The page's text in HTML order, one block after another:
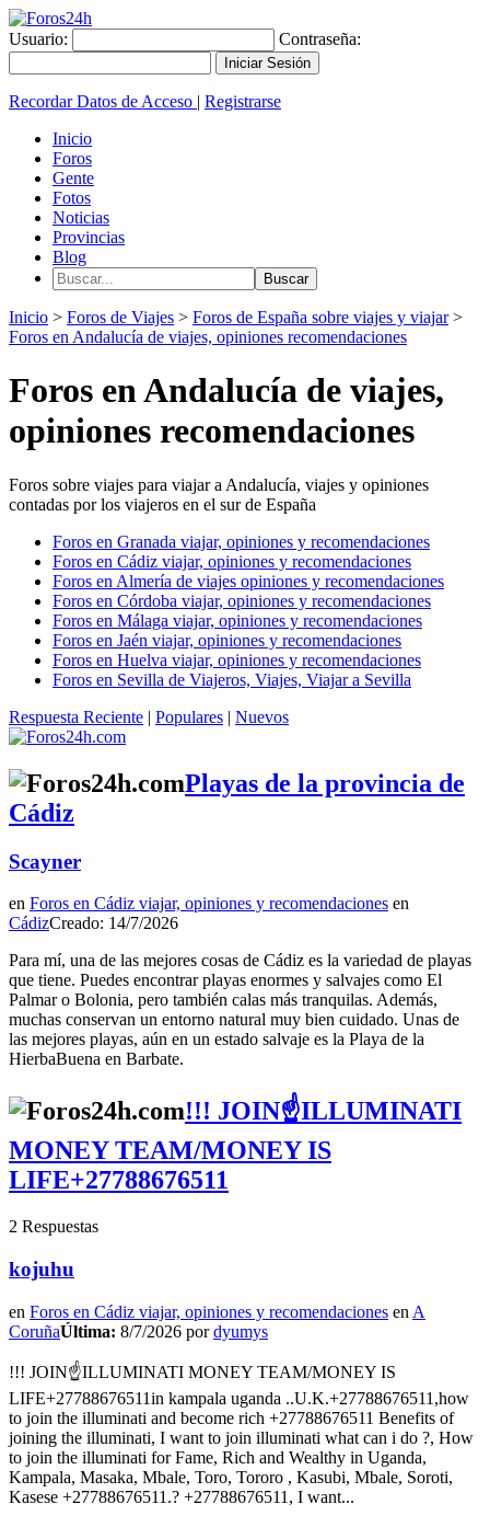
Usuario: Contraseña:
Recordar Datos de Acceso | Registrarse
Inicio
Foros
Gente
Fotos
Noticias
Provincias
Blog
Inicio > Foros de Viajes > Foros de España sobre viajes y viajar>
Foros en Andalucía de viajes, opiniones recomendaciones
Foros en Andalucía de viajes,
opiniones recomendaciones
Foros sobre viajes para viajar a Andalucía, viajes y opiniones
contadas por los viajeros en el sur de España
Foros en Granada viajar, opiniones y recomendaciones
Foros en Cádiz viajar, opiniones y recomendaciones
Foros en Almería de viajes opiniones y recomendaciones
Foros en Córdoba viajar, opiniones y recomendaciones
Foros en Málaga viajar, opiniones y recomendaciones
Foros en Jaén viajar, opiniones y recomendaciones
Foros en Huelva viajar, opiniones y recomendaciones
Foros en Sevilla de Viajeros, Viajes, Viajar a Sevilla
Respuesta Reciente | Populares | Nuevos
Playas de la provincia de
Cádiz
Scayner
en Foros en Cádiz viajar, opiniones y recomendaciones en
CádizCreado: 14/7/2026
Para mí, una de las mejores cosas de Cádiz es la variedad de playas
que tiene. Puedes encontrar playas enormes y salvajes como El
Palmar o Bolonia, pero también calas más tranquilas. Además,
muchas conservan un entorno natural muy bien cuidado. Unas de
las mejores playas, aún en un estado salvaje es la Playa de la
HierbaBuena en Barbate.
!!! JOIN☝ILLUMINATI
MONEY TEAM/MONEY IS
LIFE+27788676511
2 Respuestas
kojuhu
en Foros en Cádiz viajar, opiniones y recomendaciones en A
CoruñaÚltima: 8/7/2026 pordyumys
!!! JOIN☝ILLUMINATI MONEY TEAM/MONEY IS
LIFE+27788676511in kampala uganda ..U.K.+27788676511,how
to join the illuminati and become rich +27788676511 Benefits of
joining the illuminati, I want to join illuminati what can i do ?, How
to join the illuminati for Fame, Rich and Wealthy in Uganda,
Kampala, Masaka, Mbale, Toro, Tororo , Kasubi, Mbale, Soroti,
Kasese +27788676511.? +27788676511, I want...